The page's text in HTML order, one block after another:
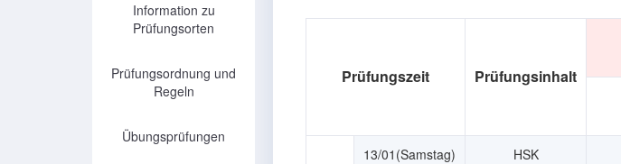
Information zu
Prüfungsorten
Prüfungsordnung und
Regeln
Übungsprüfungen
Prüfungszeit Prüfungsinhalt
13/01(Samstag) HSK